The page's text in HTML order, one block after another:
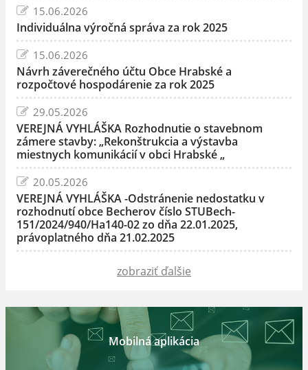
15.06.2026
Individuálna výročná správa za rok 2025
15.06.2026
Návrh záverečného účtu Obce Hrabské a
rozpočtové hospodárenie za rok 2025
29.05.2026
VEREJNÁ VYHLÁŠKA Rozhodnutie o stavebnom
zámere stavby: „Rekonštrukcia a výstavba
miestnych komunikácií v obci Hrabské „
20.05.2026
VEREJNÁ VYHLÁŠKA -Odstránenie nedostatku v
rozhodnutí obce Becherov číslo STUBech-
151/2024/940/Ha140-02 zo dňa 22.01.2025,
právoplatného dňa 21.02.2025
zobraziť ďalšie
Mobilná aplikácia